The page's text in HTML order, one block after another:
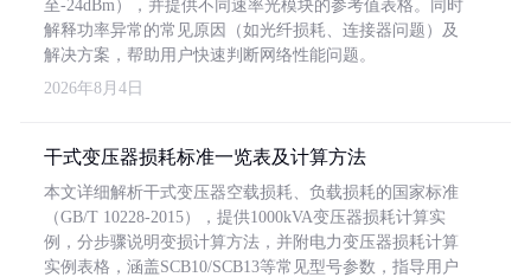
至-24dBm），并提供不同速率光模块的参考值表格。同时
解释功率异常的常见原因（如光纤损耗、连接器问题）及
解决方案，帮助用户快速判断网络性能问题。
2026年8月4日
干式变压器损耗标准一览表及计算方法
本文详细解析干式变压器空载损耗、负载损耗的国家标准
（GB/T 10228-2015），提供1000kVA变压器损耗计算实
例，分步骤说明变损计算方法，并附电力变压器损耗计算
实例表格，涵盖SCB10/SCB13等常见型号参数，指导用户